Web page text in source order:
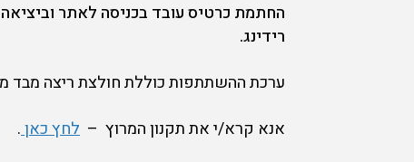
החתמת כרטיס עובד בכניסה לאתר
רידינג.
ערכת ההשתתפות כוללת חולצת ריצה מבד
אנא קרא/י את תקנון המרוץ – לחץ כאן.